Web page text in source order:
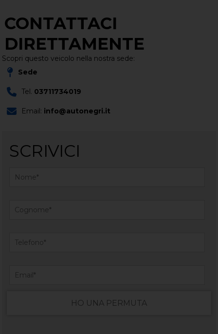
CONTATTACI
DIRETTAMENTE
Scopri questo veicolo nella nostra sede:
Sede
Tel. 03711734019
Email: info@autonegri.it
SCRIVICI
HO UNA PERMUTA